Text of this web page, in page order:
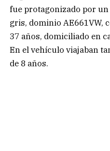
fue protagonizado por
gris, dominio AE661VW,
37 años, domiciliado en
En el vehículo viajaban
de 8 años.